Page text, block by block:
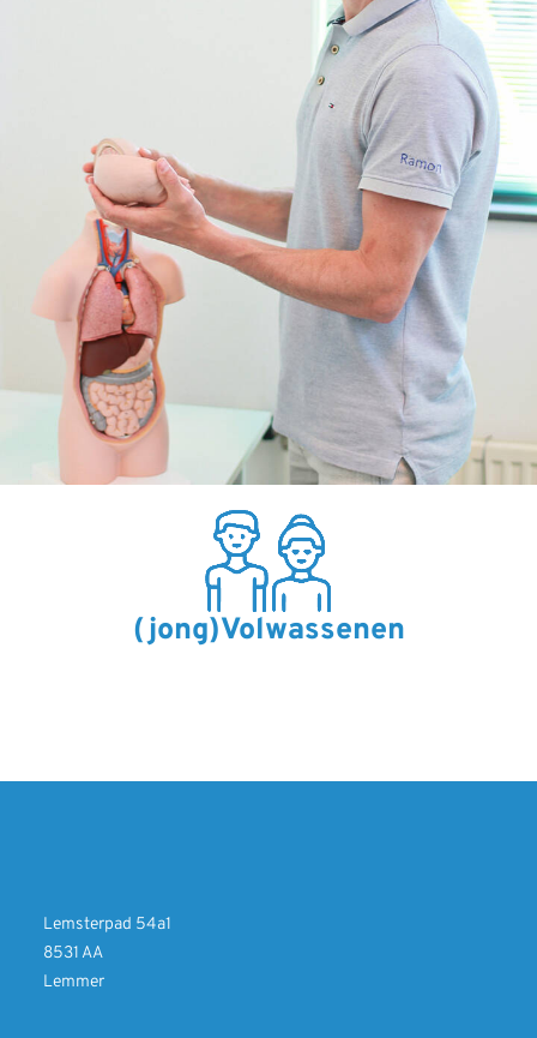
(jong)Volwassenen
Lemsterpad 54a1
8531 AA
Lemmer